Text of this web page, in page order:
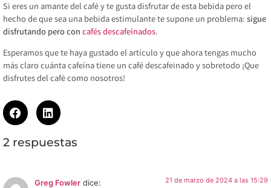
Si eres un amante del café y te gusta disfrutar de esta bebida pero el
hecho de que sea una bebida estimulante te supone un problema:sigue
disfrutando pero concafés descafeinados.
Esperamos que te haya gustado el artículo y que ahora tengas mucho
más claro cuánta cafeína tiene un café descafeinado y sobretodo ¡Que
disfrutes del café como nosotros!
2 respuestas
Greg Fowler dice: 21 de marzo de 2024 a las 15:29